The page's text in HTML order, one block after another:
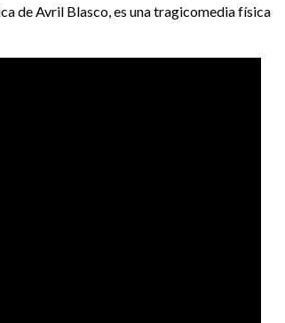
de Avril Blasco, es una tragicomedia física